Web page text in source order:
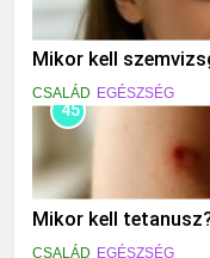
Mikor kell
CSALÁD EGÉSZSÉG
45
Mikor kell
CSALÁD EGÉSZSÉG